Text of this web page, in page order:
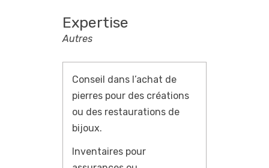
Expertise
Autres
Conseil dans l’achat de
pierres pour des créations
ou des restaurations de
bijoux.
Inventaires pour